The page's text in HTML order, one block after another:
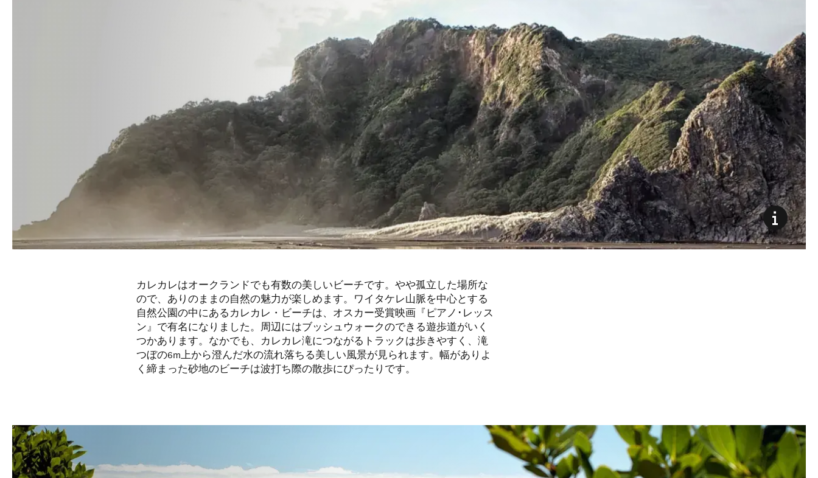
カレカレはオークランドでも有数の美しいビーチです。やや孤立した場所な
ので、ありのままの自然の魅力が楽しめます。ワイタケレ山脈を中心とする
自然公園の中にあるカレカレ・ビーチは、オスカー受賞映画『ピアノ･レッス
ン』で有名になりました。周辺にはブッシュウォークのできる遊歩道がいく
つかあります。なかでも、カレカレ滝につながるトラックは歩きやすく、滝
つぼの6m上から澄んだ水の流れ落ちる美しい風景が見られます。幅がありよ
く締まった砂地のビーチは波打ち際の散歩にぴったりです。